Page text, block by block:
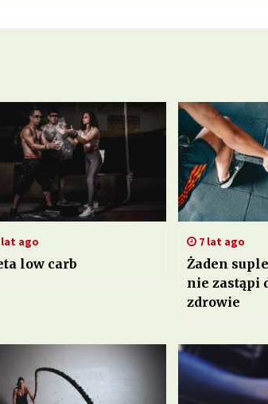
ago
low carb
7 lat ago
Żaden
nie zastąpi
zdrowie